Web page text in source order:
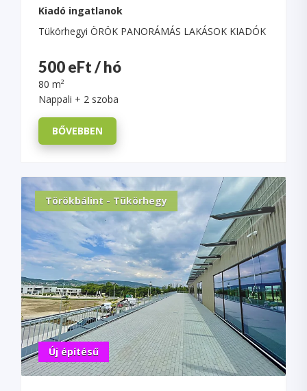
Kiadó ingatlanok
Tükörhegyi ÖRÖK PANORÁMÁS LAKÁSOK KIADÓK
500 eFt / hó
80 m²
Nappali + 2 szoba
BŐVEBBEN
Törökbálint - Tükörhegy
Új építésű